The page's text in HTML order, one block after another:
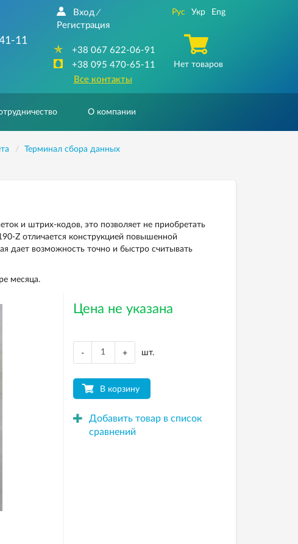
11
Вход /
Регистрация
+38 067 622-06-91
+38 095 470-65-11
Все контакты
Рус Укр Eng
Нет товаров
О компании
Терминал сбора данных
и штрих-кодов, это позволяет не приобретать
Z отличается конструкцией повышенной
дает возможность точно и быстро считывать
месяца.
Цена не указана
- + шт.
В корзину
Добавить товар в список
сравнений